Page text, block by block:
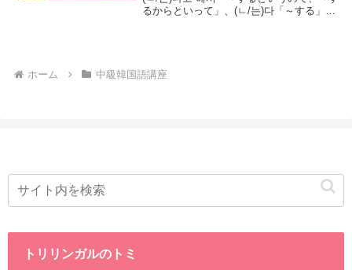
るからといって」、(ㄴ/는)다「～する」、
ホーム 中級韓国語講座
トリリンガルのトミ